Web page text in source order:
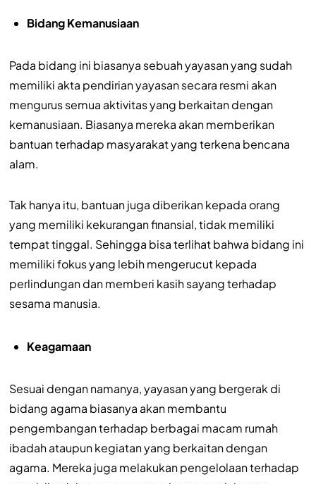
Bidang Kemanusiaan
Pada bidang ini biasanya sebuah yayasan yang sudah
memiliki akta pendirian yayasan secara resmi akan
mengurus semua aktivitas yang berkaitan dengan
kemanusiaan. Biasanya mereka akan memberikan
bantuan terhadap masyarakat yang terkena bencana
alam.
Tak hanya itu, bantuan juga diberikan kepada orang
yang memiliki kekurangan finansial, tidak memiliki
tempat tinggal. Sehingga bisa terlihat bahwa bidang ini
memiliki fokus yang lebih mengerucut kepada
perlindungan dan memberi kasih sayang terhadap
sesama manusia.
Keagamaan
Sesuai dengan namanya, yayasan yang bergerak di
bidang agama biasanya akan membantu
pengembangan terhadap berbagai macam rumah
ibadah ataupun kegiatan yang berkaitan dengan
agama. Mereka juga melakukan pengelolaan terhadap